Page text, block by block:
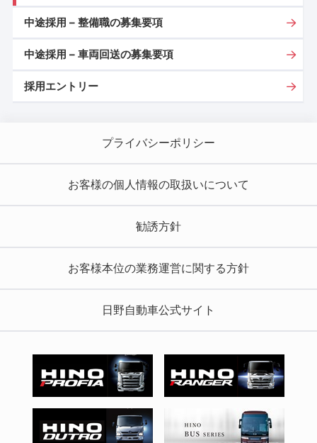
中途採用 – 整備職の募集要項
中途採用 – 車両回送の募集要項
採用エントリー
プライバシーポリシー
お客様の個人情報の取扱いについて
勧誘方針
お客様本位の業務運営に関する方針
日野自動車公式サイト